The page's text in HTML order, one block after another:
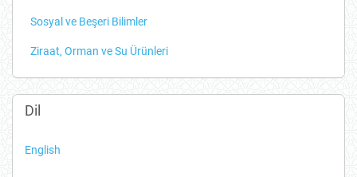
Sosyal ve Beşeri Bilimler
Ziraat, Orman ve Su Ürünleri
Dil
English